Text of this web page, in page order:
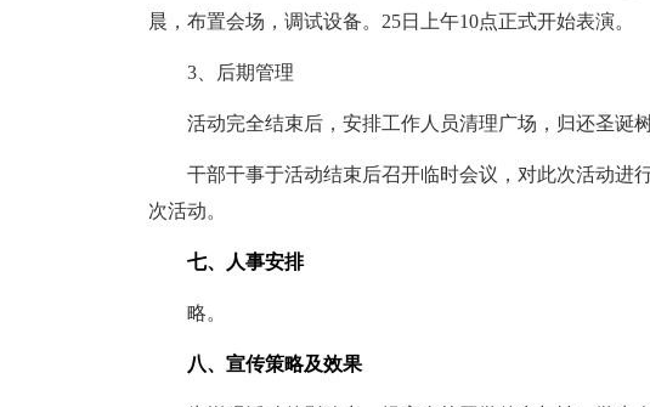
晨，布置会场，调试设备。25日上午10点正式开始表演。
3、后期管理
活动完全结束后，安排工作人员清理广场，归还圣诞树
干部干事于活动结束后召开临时会议，对此次活动进
次活动。
七、人事安排
略。
八、宣传策略及效果